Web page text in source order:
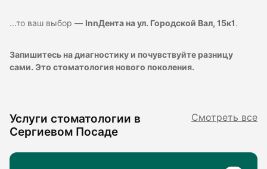
...то ваш выбор — InnДента на ул. Городской Вал, 15к1.
Запишитесь на диагностику и почувствуйте разницу
сами. Это стоматология нового поколения.
Услуги стоматологии в
Сергиевом Посаде
Смотреть все